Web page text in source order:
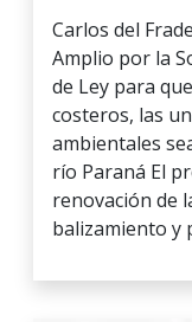
Carlos del
Amplio por la
de Ley para
costeros, las
ambientales
río Paraná El
renovación de
balizamiento y